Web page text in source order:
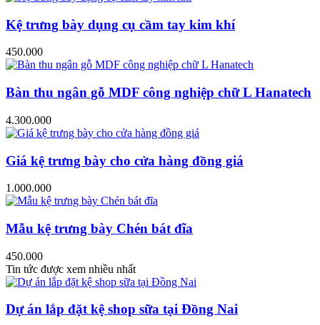
Kệ trưng bày dụng cụ cầm tay kim khí
450.000
Bàn thu ngân gỗ MDF công nghiệp chữ L Hanatech
4.300.000
Giá kệ trưng bày cho cửa hàng đồng giá
1.000.000
Mẫu kệ trưng bày Chén bát đĩa
450.000
Tin tức được xem nhiều nhất
Dự án lắp đặt kệ shop sữa tại Đồng Nai